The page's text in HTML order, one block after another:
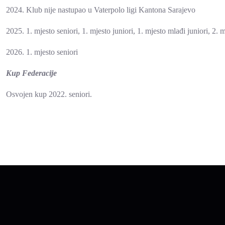
2024. Klub nije nastupao u Vaterpolo ligi Kantona Sarajevo
2025. 1. mjesto seniori, 1. mjesto juniori, 1. mjesto mlađi juniori, 2.
2026. 1. mjesto seniori
Kup Federacije
Osvojen kup 2022. seniori.